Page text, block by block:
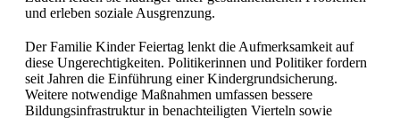
und erleben soziale Ausgrenzung.
Der Familie Kinder Feiertag lenkt die Aufmerksamkeit auf
diese Ungerechtigkeiten. Politikerinnen und Politiker fordern
seit Jahren die Einführung einer Kindergrundsicherung.
Weitere notwendige Maßnahmen umfassen bessere
Bildungsinfrastruktur in benachteiligten Vierteln sowie